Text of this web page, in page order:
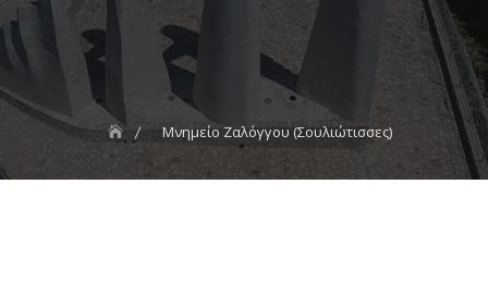
Μνημείο Ζαλόγγου (Σουλιώτισσες)